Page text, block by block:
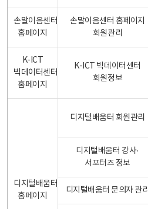
손말이음센터
홈페이지
손말이음센터 홈페이지
회원관리
K-ICT
빅데이터센터
홈페이지
K-ICT 빅데이터센터
회원정보
디지털배움터
홈페이지
디지털배움터 회원관리
디지털배움터 강사·
서포터즈 정보
디지털배움터 문의자 관리